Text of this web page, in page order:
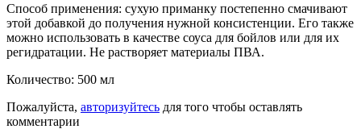
Способ применения: сухую приманку постепенно смачивают
этой добавкой до получения нужной консистенции. Его также
можно использовать в качестве соуса для бойлов или для их
регидратации. Не растворяет материалы ПВА.
Количество: 500 мл
Пожалуйста, авторизуйтесь для того чтобы оставлять
комментарии